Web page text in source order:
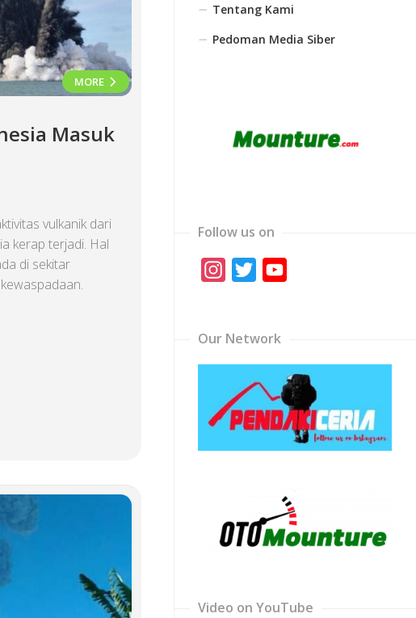
MORE
Masuk
vulkanik dari
kerap terjadi. Hal
di sekitar
Tentang Kami
Pedoman Media Siber
Follow us on
Instagram
Twitter
Our Network
Video on YouTube